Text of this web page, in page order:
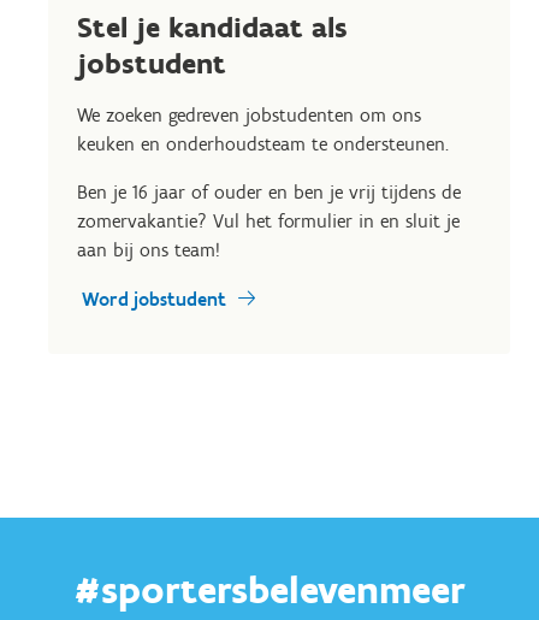
Stel je kandidaat als
jobstudent
We zoeken gedreven jobstudenten om ons
keuken en onderhoudsteam te ondersteunen.
Ben je 16 jaar of ouder en ben je vrij tijdens de
zomervakantie? Vul het formulier in en sluit je
aan bij ons team!
Word jobstudent
#sportersbelevenmeer